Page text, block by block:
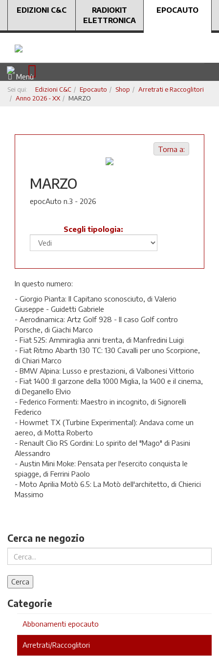
EDIZIONI C&C
RADIOKIT
ELETTRONICA
EPOCAUTO
Menù
Sei qui: Edizioni C&C Epocauto Shop
Arretrati e Raccoglitori
Anno 2026 - XX
MARZO
Torna a:
MARZO
epocAuto n.3 - 2026
Scegli tipologia:
In questo numero:
- Giorgio Pianta: Il Capitano sconosciuto, di Valerio
Giuseppe - Guidetti Gabriele
- Aerodinamica: Artz Golf 928 - Il caso Golf contro
Porsche, di Giachi Marco
- Fiat 525: Ammiraglia anni trenta, di Manfredini Luigi
- Fiat Ritmo Abarth 130 TC: 130 Cavalli per uno Scorpione,
di Chiari Marco
- BMW Alpina: Lusso e prestazioni, di Valbonesi Vittorio
- Fiat 1400 :Il garzone della 1000 Miglia, la 1400 e il cinema,
di Deganello Elvio
- Federico Formenti: Maestro in incognito, di Signorelli
Federico
- Howmet TX (Turbine Experimental): Andava come un
aereo, di Motta Roberto
- Renault Clio RS Gordini: Lo spirito del "Mago" di Pasini
Alessandro
- Austin Mini Moke: Pensata per l'esercito conquista le
spiagge, di Ferrini Paolo
- Moto Aprilia Motò 6.5: La Motò dell'architetto, di Chierici
Massimo
Cerca ne negozio
Categorie
Abbonamenti epocauto
Arretrati/Raccoglitori